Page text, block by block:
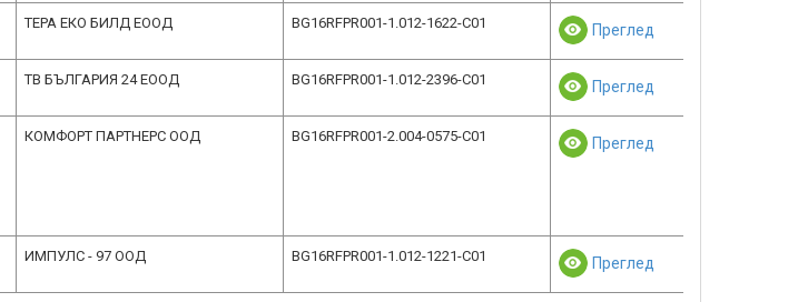
ТЕРА ЕКО БИЛД ЕООД BG16RFPR001-1.012-1622-C01 Преглед
ТВ БЪЛГАРИЯ 24 ЕООД BG16RFPR001-1.012-2396-C01 Преглед
КОМФОРТ ПАРТНЕРС ООД BG16RFPR001-2.004-0575-C01 Преглед
ИМПУЛС - 97 ООД BG16RFPR001-1.012-1221-C01 Преглед